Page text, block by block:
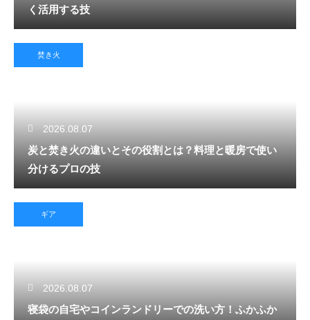
く活用する技
焚き火
2026.08.07
炭と焚き火の違いとその役割とは？料理と暖房で使い
分けるプロの技
ギア
2026.08.07
寝袋の自宅やコインランドリーでの洗い方！ふかふか